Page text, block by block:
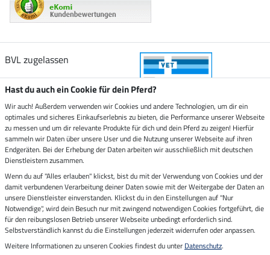
BVL zugelassen
Zustellung durch
Sicher bezahlen mit
Rechnung Vorkasse
Impressum
Hast du auch ein Cookie für dein Pferd?
Wir auch! Außerdem verwenden wir Cookies und andere Technologien, um dir ein
optimales und sicheres Einkaufserlebnis zu bieten, die Performance unserer Webseite
zu messen und um dir relevante Produkte für dich und dein Pferd zu zeigen! Hierfür
sammeln wir Daten über unsere User und die Nutzung unserer Webseite auf ihren
Endgeräten. Bei der Erhebung der Daten arbeiten wir ausschließlich mit deutschen
Dienstleistern zusammen.
Wenn du auf "Alles erlauben" klickst, bist du mit der Verwendung von Cookies und der
damit verbundenen Verarbeitung deiner Daten sowie mit der Weitergabe der Daten an
unsere Dienstleister einverstanden. Klickst du in den Einstellungen auf "Nur
Notwendige", wird dein Besuch nur mit zwingend notwendigen Cookies fortgeführt, die
für den reibungslosen Betrieb unserer Webseite unbedingt erforderlich sind.
Selbstverständlich kannst du die Einstellungen jederzeit widerrufen oder anpassen.
Weitere Informationen zu unseren Cookies findest du unter Datenschutz.